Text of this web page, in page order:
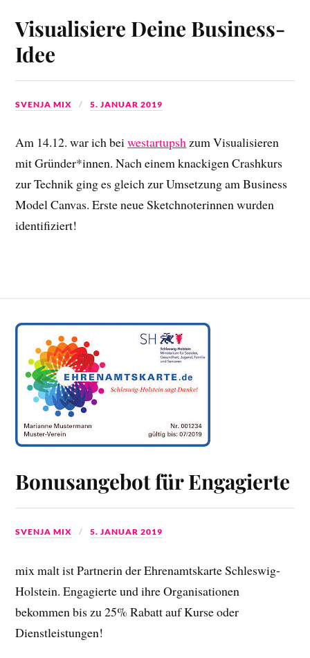
Visualisiere Deine Business-
Idee
SVENJA MIX 5. JANUAR 2019
Am 14.12. war ich beiwestartupshzum Visualisieren
mit Gründer*innen. Nach einem knackigen Crashkurs
zur Technik ging es gleich zur Umsetzung am Business
Model Canvas. Erste neue Sketchnoterinnen wurden
identifiziert!
Bonusangebot für Engagierte
SVENJA MIX 5. JANUAR 2019
mix malt ist Partnerin der Ehrenamtskarte Schleswig-
Holstein. Engagierte und ihre Organisationen
bekommen bis zu 25% Rabatt auf Kurse oder
Dienstleistungen!